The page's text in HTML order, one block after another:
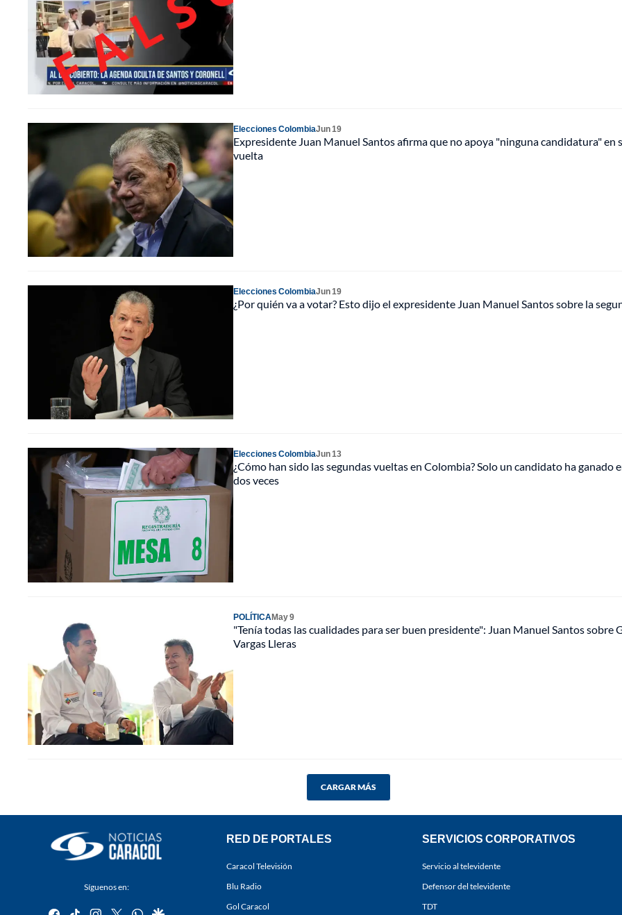
Elecciones ColombiaJun 19
Expresidente Juan Manuel Santos afirma que no apoya "ninguna candidatura" en
vuelta
Elecciones ColombiaJun 19
¿Por quién va a votar? Esto dijo el expresidente Juan Manuel Santos sobre la
Elecciones ColombiaJun 13
¿Cómo han sido las segundas vueltas en Colombia? Solo un candidato ha ganado
dos veces
POLÍTICAMay 9
"Tenía todas las cualidades para ser buen presidente": Juan Manuel Santos sobre
Vargas Lleras
CARGAR MÁS
Síguenos en:
facebook
tiktok instagram
twitterwhatsapp
google
RED DE PORTALES
Caracol Televisión
Blu Radio
Gol Caracol
SERVICIOS CORPORATIVOS
Servicio al televidente
Defensor del televidente
TDT